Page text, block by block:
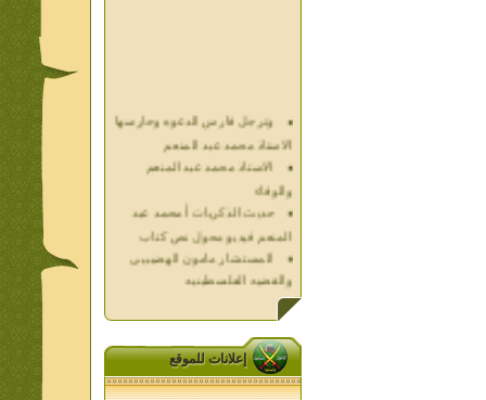
الاستاذ محمد عبد المنعم
الاستاذ محمد عبد المنعم
والوفاء
حديث الذكريات أ محمد عبد
المنعم فيديو محول نص كتاب
المستشار مامون الهضيبيى
والقضيه الفلسطينيه
العداله الغائبه 1000 شهيد
فلسطين ده كان زمان
العداله الغائبه ( الدرع الواقى )
الاقصى فى قلوبنا
خواطر الحج
الاخوان فى حرب فلسطين
إعلانات للموقع